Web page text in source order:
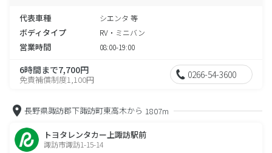
代表車種 シエンタ 等
ボディタイプ RV・ミニバン
営業時間 08:00-19:00
6時間まで7,700円
免責補償制度1,100円 0266-54-3600
長野県諏訪郡下諏訪町東高木から 1807m
トヨタレンタカー上諏訪駅前
諏訪市諏訪1-15-14